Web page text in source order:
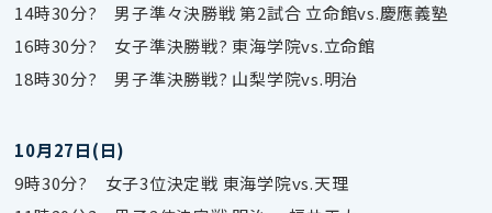
14時30分? 男子準々決勝戦 第2試合 立命館vs.慶應義塾
16時30分? 女子準決勝戦? 東海学院vs.立命館
18時30分? 男子準決勝戦? 山梨学院vs.明治
10月27日(日)
9時30分? 女子3位決定戦 東海学院vs.天理